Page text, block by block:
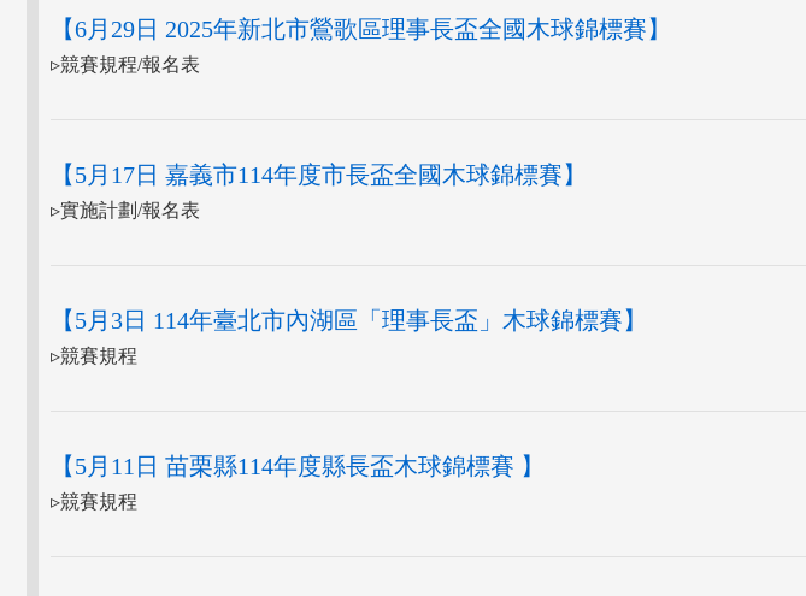
【6月29日 2025年新北市鶯歌區理事長盃全國木球錦標賽】
▹競賽規程/報名表
【5月17日 嘉義市114年度市長盃全國木球錦標賽】
▹實施計劃/報名表
【5月3日 114年臺北市內湖區「理事長盃」木球錦標賽】
▹競賽規程
【5月11日 苗栗縣114年度縣長盃木球錦標賽 】
▹競賽規程